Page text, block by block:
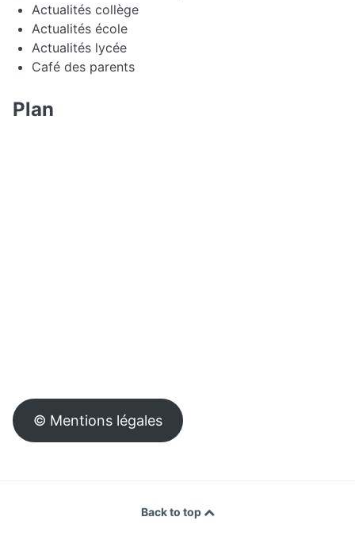
Actualités collège
Actualités école
Actualités lycée
Café des parents
Plan
© Mentions légales
Back to top